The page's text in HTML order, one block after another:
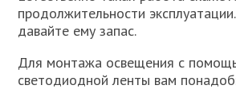
продолжительности
давайте ему запас.
Для монтажа освещения с
светодиодной ленты вам